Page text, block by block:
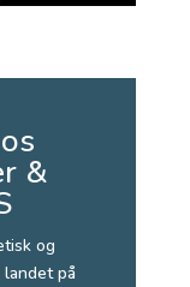
&
og
på